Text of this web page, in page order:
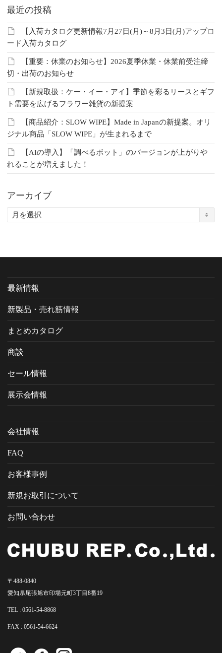
最近の投稿
【入荷カタログ更新情報7月27日(月)～8月3日(月)アップロ
ード入荷カタログ
【重要：休業のお知らせ】2026夏季休業・休業前受注締
切・出荷のお知らせ
【新規取扱：ケー・イー・アイ】季節を彩るリースとギフ
ト需要を広げるフラワー雑貨の新提案
【商品紹介：SLOW WIPE】Made in Japanの新提案。オリ
ジナル商品「SLOW WIPE」が生まれるまで
【AIの導入】「調べるボット」のバージョンが上がりや
れることが増えました！
アーカイブ
ア
最新情報
新製品・売れ筋情報
まとめカタログ
商談
セール情報
展示会情報
会社情報
FAQ
お客様事例
新規お取引について
お問い合わせ
〒488-0840
愛知県尾張旭市印場元町3丁目8番19
TEL : 0561-54-8868
FAX : 0561-54-6624